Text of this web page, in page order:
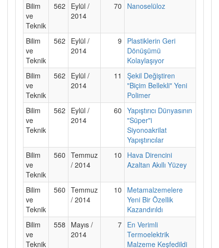
Bilim
ve
Teknik
562
Eylül /
2014
70 Nanoselüloz
Bilim
ve
Teknik
562
Eylül /
2014
9
Plastiklerin Geri
Dönüşümü
Kolaylaşıyor
Bilim
ve
Teknik
562
Eylül /
2014
11
Şekil Değiştiren
"Biçim Bellekli" Yeni
Polimer
Bilim
ve
Teknik
562
Eylül /
2014
60 Yapıştırıcı Dünyasının
"Süper"i
Siyonoakrilat
Yapıştırıcılar
Bilim
ve
Teknik
560 Temmuz
/ 2014
10
Hava Direncini
Azaltan Akıllı Yüzey
Bilim
ve
Teknik
560 Temmuz
/ 2014
10
Metamalzemelere
Yeni Bir Özellik
Kazandırıldı
Bilim
ve
Teknik
558
Mayıs /
2014
7 En Verimli
Termoelektrik
Malzeme Keşfedildi